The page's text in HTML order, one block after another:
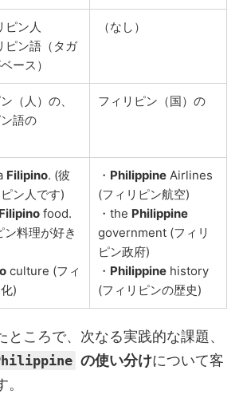
ン人
ン語（タガ
ース）
（なし）
（人）の、
語の
フィリピン（国）の
Filipino. (彼
ン人です)
Filipino food.
ン料理が好き
culture (フィ
)
・ Philippine Airlines
(フィリピン航空)
・the Philippine
government (フィリ
ピン政府)
・ Philippine history
(フィリピンの歴史)
ところで、次なる実践的な課題、
の使い分けについて客